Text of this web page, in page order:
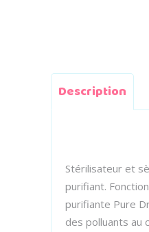
Description
Stérilisateur et
purifiant.
purifiante Pure
des polluants au